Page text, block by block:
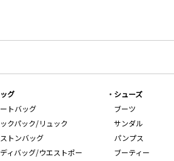
グ
トバッグ
クパック/リュック
トンバッグ
ィバッグ/ウエストポー
シューズ
ブーツ
サンダル
パンプス
ブーティー